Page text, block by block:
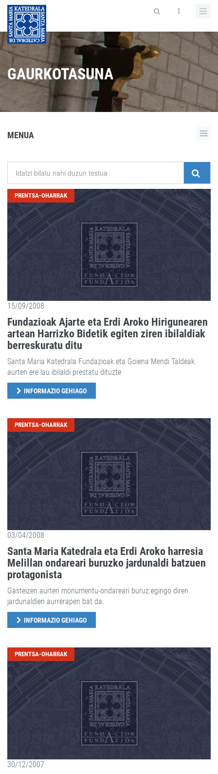
GAURKOTASUNA
MENUA
PRENTSA-OHARRAK
15/09/2008
Fundazioak Ajarte eta Erdi Aroko Hirigunearen
artean Harrizko Bidetik egiten ziren ibilaldiak
berreskuratu ditu
Santa Maria Katedrala Fundazioak eta Goiena Mendi Taldeak
aurten ere lau ibilaldi prestatu dituzte
INFORMAZIO GEHIAGO
PRENTSA-OHARRAK
03/04/2008
Santa Maria Katedrala eta Erdi Aroko harresia
Melillan ondareari buruzko jardunaldi batzuen
protagonista
Gasteizen aurten monumentu-ondareari buruz egingo diren
jardunaldien aurrerapen bat da.
INFORMAZIO GEHIAGO
PRENTSA-OHARRAK
30/12/2007